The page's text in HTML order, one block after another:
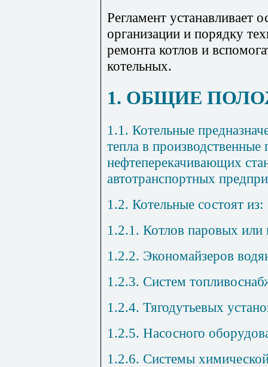
Регламент устанавливает
организации и порядку
ремонта котлов и
котельных.
1. ОБЩИЕ
1.1. Котельные
тепла в
нефтеперекачивающих
автотранспортных
1.2. Котельные состоят из:
1.2.1. Котлов паровых или
1.2.2. Экономайзеров
1.2.3. Систем
1.2.4. Тягодутьевых
1.2.5. Насосного
1.2.6. Системы